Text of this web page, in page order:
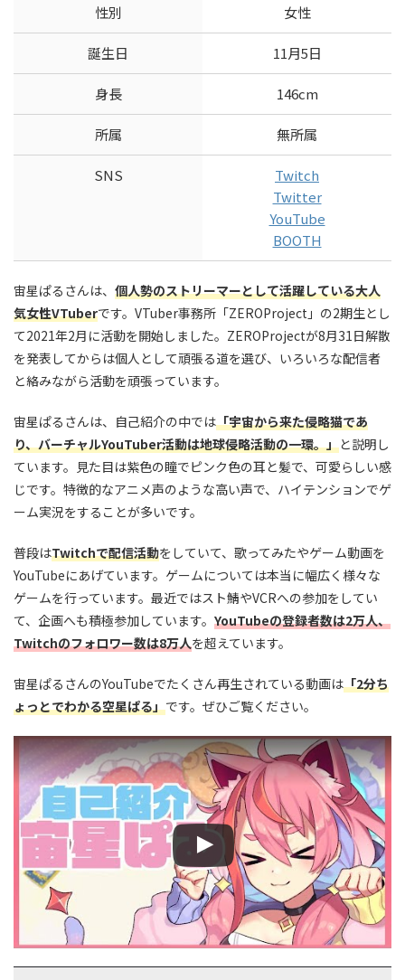
性別 女性
誕生日 11月5日
身長 146cm
所属 無所属
SNS
Twitch
Twitter
YouTube
BOOTH
宙星ぱるさんは、 個人勢のストリーマーとして活躍している大人
気女性VTuberです。VTuber事務所「ZEROProject」の2期生とし
て2021年2月に活動を開始しました。ZEROProjectが8月31日解散
を発表してからは個人として頑張る道を選び、いろいろな配信者
と絡みながら活動を頑張っています。
宙星ぱるさんは、自己紹介の中では「宇宙から来た侵略猫であ
り、バーチャルYouTuber活動は地球侵略活動の一環。」と説明し
ています。見た目は紫色の瞳でピンク色の耳と髪で、可愛らしい感
じです。特徴的なアニメ声のような高い声で、ハイテンションでゲ
ーム実況をすることが多いです。
普段はTwitchで配信活動をしていて、歌ってみたやゲーム動画を
YouTubeにあげています。ゲームについては本当に幅広く様々な
ゲームを行っています。最近ではスト鯖やVCRへの参加をしてい
て、企画へも積極参加しています。 YouTubeの登録者数は2万人、
Twitchのフォロワー数は8万人を超えています。
宙星ぱるさんのYouTubeでたくさん再生されている動画は「2分ち
ょっとでわかる空星ぱる」です。ぜひご覧ください。
この動画を YouTube で視聴